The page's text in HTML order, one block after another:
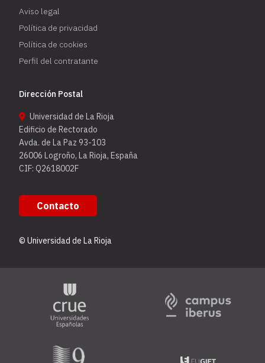
Aviso legal
Política de privacidad
Política de cookies
Perfil del contratante
Dirección Postal
Universidad de La Rioja
Edificio de Rectorado
Avda. de La Paz 93-103
26006 Logroño, La Rioja, España
CIF: Q2618002F
Contacto
© Universidad de La Rioja